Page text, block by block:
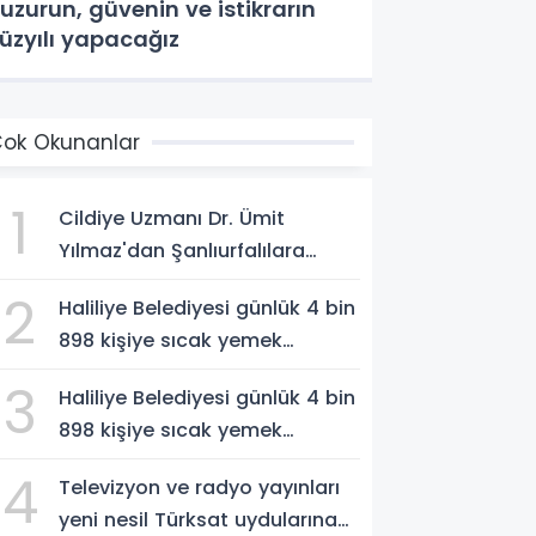
güvenin ve istikrarın
yapacağız
Okunanlar
1
Cildiye Uzmanı Dr. Ümit
Yılmaz'dan Şanlıurfalılara
Kış Koruyun"
2
Haliliye Belediyesi günlük 4 bin
898 kişiye sıcak yemek
3
Haliliye Belediyesi günlük 4 bin
898 kişiye sıcak yemek
4
Televizyon ve radyo yayınları
yeni nesil Türksat uydularına